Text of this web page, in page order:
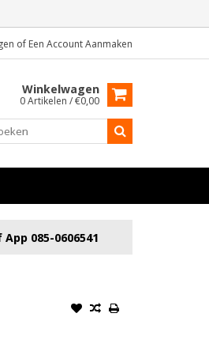
of Een Account Aanmaken
Winkelwagen
0 Artikelen / €0,00
App 085-0606541